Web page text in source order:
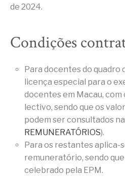
de 2024.
Condições
Para docentes do quadro
licença especial para o
docentes em Macau, com
lectivo, sendo que os
podem ser consultados
REMUNERATÓRIOS).
Para os restantes aplica-
remuneratório, sendo
celebrado pela EPM.